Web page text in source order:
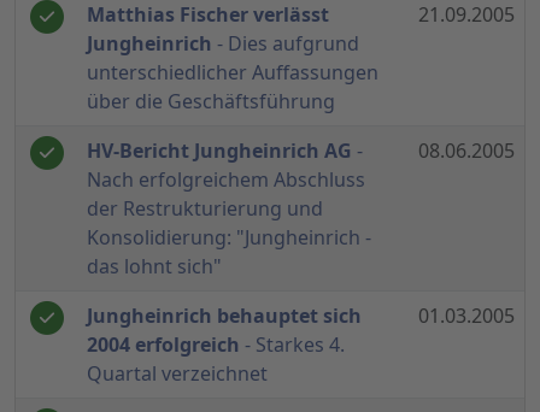
Matthias Fischer verlässt
Jungheinrich - Dies aufgrund
unterschiedlicher Auffassungen
über die Geschäftsführung
21.09.2005
HV-Bericht Jungheinrich AG -
Nach erfolgreichem Abschluss
der Restrukturierung und
Konsolidierung: "Jungheinrich -
das lohnt sich"
08.06.2005
Jungheinrich behauptet sich
2004 erfolgreich - Starkes 4.
Quartal verzeichnet
01.03.2005